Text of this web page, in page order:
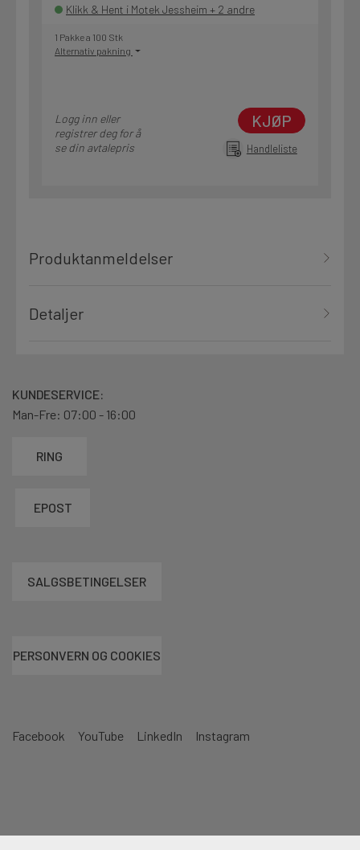
Klikk & Hent i Motek Jessheim + 2 andre
1 Pakke a 100 Stk
Alternativ pakning
Logg inn eller
registrer deg for å
se din avtalepris
KJØP
Handleliste
Produktanmeldelser
Detaljer
Facebook YouTube LinkedIn Instagram
KUNDESERVICE:
Man-Fre: 07:00 - 16:00
RING
EPOST
SALGSBETINGELSER
PERSONVERN OG COOKIES